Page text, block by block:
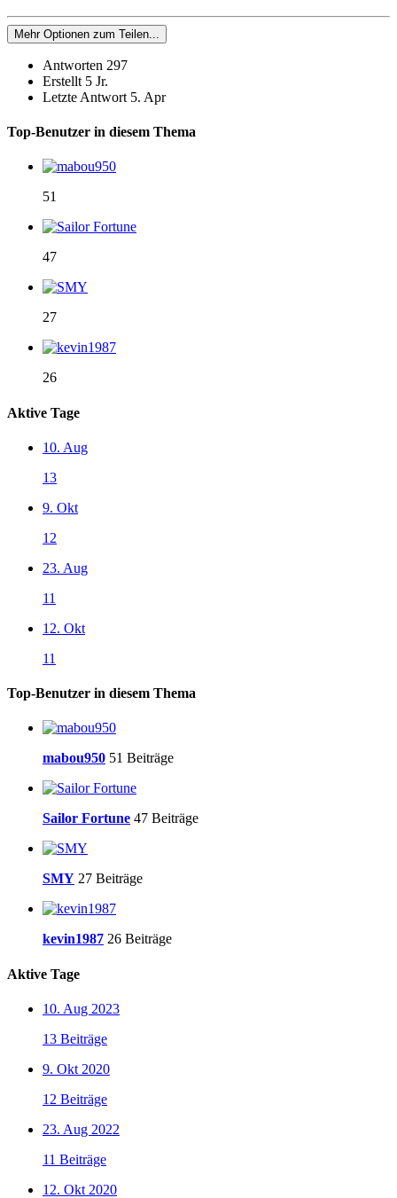
Mehr Optionen zum Teilen...
Antworten 297
Erstellt 5 Jr.
Letzte Antwort 5. Apr
Top-Benutzer in diesem Thema
51
47
27
26
Aktive Tage
10. Aug
13
9. Okt
12
23. Aug
11
12. Okt
11
Top-Benutzer in diesem Thema
mabou950 51 Beiträge
Sailor Fortune 47 Beiträge
SMY 27 Beiträge
kevin1987 26 Beiträge
Aktive Tage
10. Aug 2023
13 Beiträge
9. Okt 2020
12 Beiträge
23. Aug 2022
11 Beiträge
12. Okt 2020